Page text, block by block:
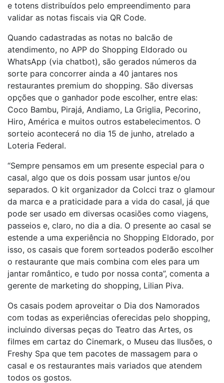
e totens distribuídos pelo empreendimento para
validar as notas fiscais via QR Code.
Quando cadastradas as notas no balcão de
atendimento, no APP do Shopping Eldorado ou
WhatsApp (via chatbot), são gerados números da
sorte para concorrer ainda a 40 jantares nos
restaurantes premium do shopping. São diversas
opções que o ganhador pode escolher, entre elas:
Coco Bambu, Pirajá, Andiamo, La Griglia, Pecorino,
Hiro, América e muitos outros estabelecimentos. O
sorteio acontecerá no dia 15 de junho, atrelado a
Loteria Federal.
“Sempre pensamos em um presente especial para o
casal, algo que os dois possam usar juntos e/ou
separados. O kit organizador da Colcci traz o glamour
da marca e a praticidade para a vida do casal, já que
pode ser usado em diversas ocasiões como viagens,
passeios e, claro, no dia a dia. O presente ao casal se
estende a uma experiência no Shopping Eldorado, por
isso, os casais que forem sorteados poderão escolher
o restaurante que mais combina com eles para um
jantar romântico, e tudo por nossa conta”, comenta a
gerente de marketing do shopping, Lilian Piva.
Os casais podem aproveitar o Dia dos Namorados
com todas as experiências oferecidas pelo shopping,
incluindo diversas peças do Teatro das Artes, os
filmes em cartaz do Cinemark, o Museu das Ilusões, o
Freshy Spa que tem pacotes de massagem para o
casal e os restaurantes mais variados que atendem
todos os gostos.